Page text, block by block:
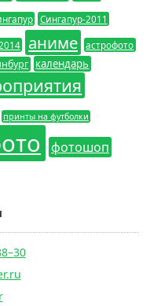
Сингапур-2011
аниме
астрофото
календарь
принты на футболки
фотошоп